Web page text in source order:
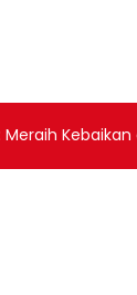
Meraih